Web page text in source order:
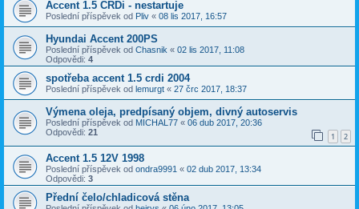
Accent 1.5 CRDi - nestartuje
Poslední příspěvek od Pliv « 08 lis 2017, 16:57
Hyundai Accent 200PS
Poslední příspěvek od Chasnik « 02 lis 2017, 11:08
Odpovědi: 4
spotřeba accent 1.5 crdi 2004
Poslední příspěvek od lemurgt « 27 črc 2017, 18:37
Výmena oleja, predpísaný objem, divný autoservis
Poslední příspěvek od MICHAL77 « 06 dub 2017, 20:36
Odpovědi: 21 1 2
Accent 1.5 12V 1998
Poslední příspěvek od ondra9991 « 02 dub 2017, 13:34
Odpovědi: 3
Přední čelo/chladicová stěna